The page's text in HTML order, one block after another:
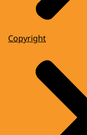
Copyright